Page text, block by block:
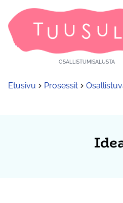
OSALLISTUMISALUSTA
Etusivu Prosessit